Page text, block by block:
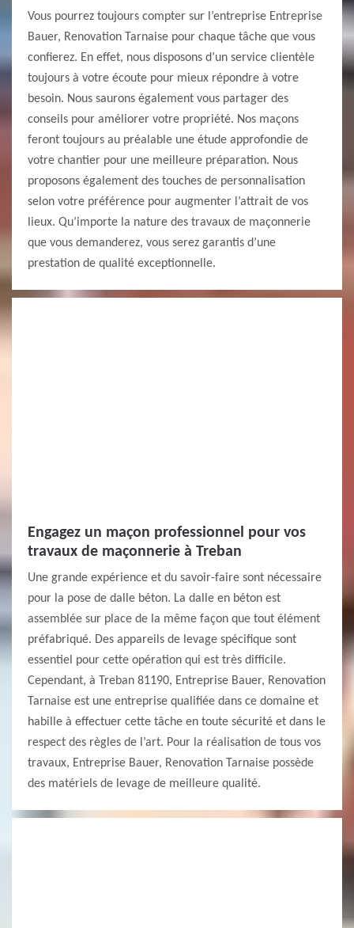
Vous pourrez toujours compter sur l’entreprise Entreprise
Bauer, Renovation Tarnaise pour chaque tâche que vous
confierez. En effet, nous disposons d’un service clientèle
toujours à votre écoute pour mieux répondre à votre
besoin. Nous saurons également vous partager des
conseils pour améliorer votre propriété. Nos maçons
feront toujours au préalable une étude approfondie de
votre chantier pour une meilleure préparation. Nous
proposons également des touches de personnalisation
selon votre préférence pour augmenter l’attrait de vos
lieux. Qu’importe la nature des travaux de maçonnerie
que vous demanderez, vous serez garantis d’une
prestation de qualité exceptionnelle.
Engagez un maçon professionnel pour vos
travaux de maçonnerie à Treban
Une grande expérience et du savoir-faire sont nécessaire
pour la pose de dalle béton. La dalle en béton est
assemblée sur place de la même façon que tout élément
préfabriqué. Des appareils de levage spécifique sont
essentiel pour cette opération qui est très difficile.
Cependant, à Treban 81190, Entreprise Bauer, Renovation
Tarnaise est une entreprise qualifiée dans ce domaine et
habille à effectuer cette tâche en toute sécurité et dans le
respect des règles de l’art. Pour la réalisation de tous vos
travaux, Entreprise Bauer, Renovation Tarnaise possède
des matériels de levage de meilleure qualité.